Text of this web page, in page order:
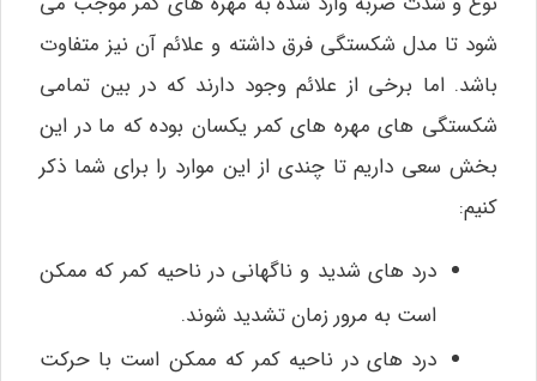
شود تا مدل شکستگی فرق داشته و علائم آن نیز متفاوت
باشد. اما برخی از علائم وجود دارند که در بین تمامی
شکستگی‌ های مهره‌ های کمر یکسان بوده که ما در این
بخش سعی داریم تا چندی از این موارد را برای شما ذکر
کنیم:
درد های شدید و ناگهانی در ناحیه کمر که ممکن
است به مرور زمان تشدید شوند.
درد های در ناحیه کمر که ممکن است با حرکت